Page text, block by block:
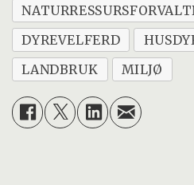
DYREVELFERD
LANDBRUK
MILJØ